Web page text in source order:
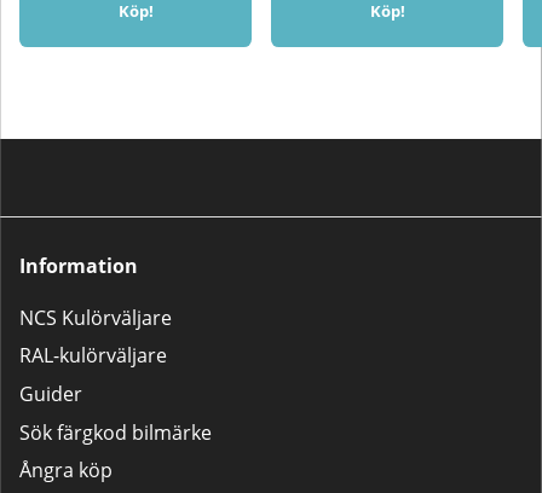
upp och ner i 5 sekunder⚠️
Applicera inte på syntetiska
Applicera inte på syntetiska
färger🎨 Observera att färg som
Köp! Köp!
Information
NCS Kulörväljare
RAL-kulörväljare
Guider
Sök färgkod bilmärke
Ångra köp